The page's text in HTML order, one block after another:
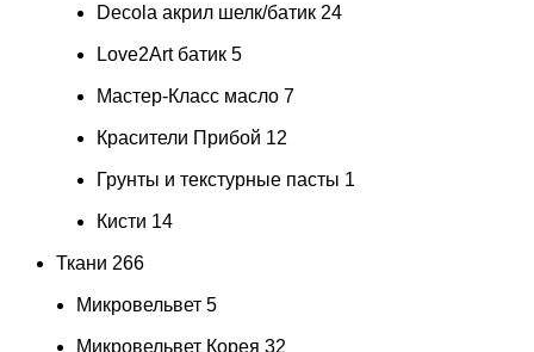
Decola акрил шелк/батик 24
Love2Art батик 5
Мастер-Класс масло 7
Красители Прибой 12
Грунты и текстурные пасты 1
Кисти 14
Ткани 266
Микровельвет 5
Микровельвет Корея 32